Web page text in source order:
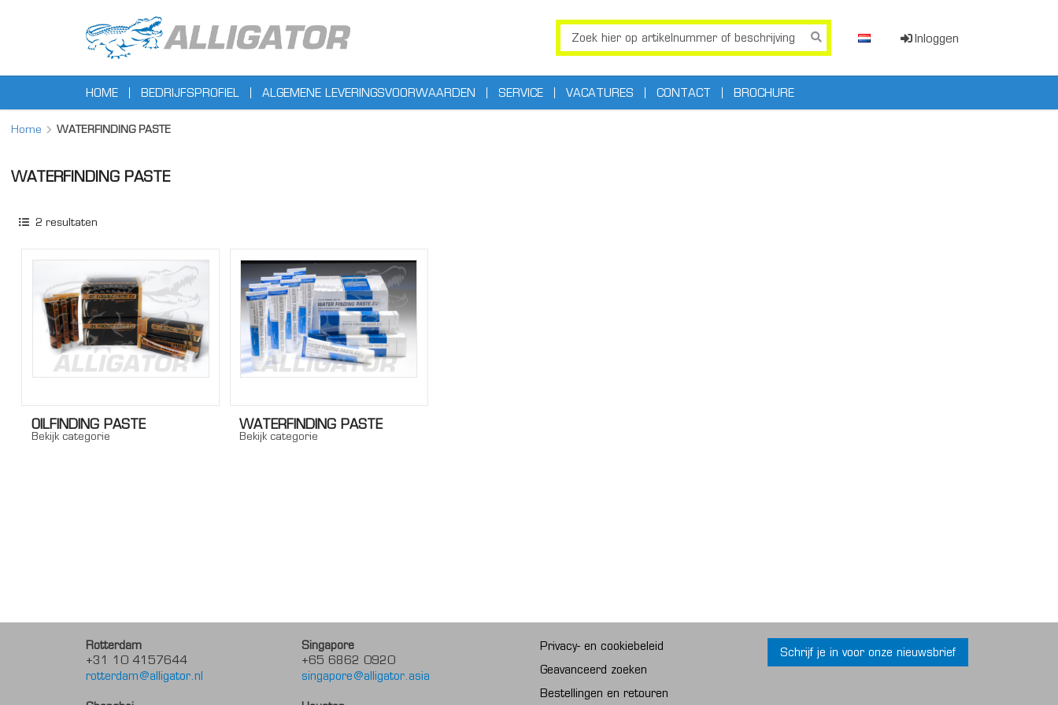
Inloggen
HOME BEDRIJFSPROFIEL ALGEMENE LEVERINGSVOORWAARDEN SERVICE VACATURES CONTACT BROCHURE
Home WATERFINDING PASTE
WATERFINDING PASTE
2 resultaten
OILFINDING PASTE
Bekijk categorie
WATERFINDING PASTE
Bekijk categorie
Rotterdam
+31 10 4157644
rotterdam@alligator.nl
Singapore
+65 6862 0920
singapore@alligator.asia
Privacy- en cookiebeleid
Geavanceerd zoeken
Bestellingen en retouren
Schrijf je in voor onze nieuwsbrief